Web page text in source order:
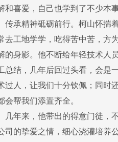
和喜爱，自己也学到了不少本
传承精神砥砺前行。柯山怀揣
去工地学学，吃得苦中苦，方
的身影。他不断给年轻技术人
总结，几年后回过头看，会是
过人，让我们十分钦佩；同时
会帮我们添置齐全。
几年来，他带出的得意门徒，
司的挚爱之情，细心浇灌培养